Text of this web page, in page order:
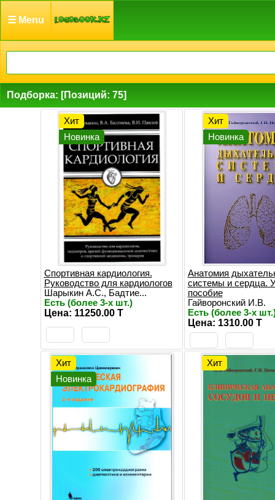
☰ Menu
Подборка: [Позиций: 75]
Новинка
Хит
Спортивная кардиология.
Руководство для кардиологов
Шарыкин А.С., Бадтие...
Есть (более 3-х шт.)
Цена: 11250.00 T
Новинка
Хит
Анатомия
системы и сердца.
пособие
Гайворонский И.В.
Есть (более 3-х
Цена: 1310.00 T
Новинка
Хит Хит